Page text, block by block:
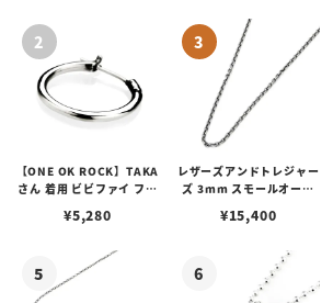
【ONE OK ROCK】TAKA
さん 着用 ビビファイ フー
¥5,280
レザーズアンドトレジャー
ズ 3mm スモールオーバ
ブスタークラスプ＆LTロ
¥15,400